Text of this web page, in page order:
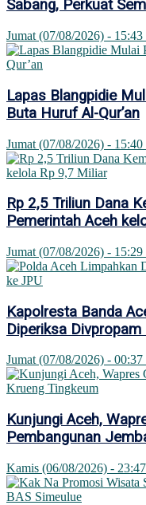
Sabang, Perkuat
Jumat (07/08/2026) -
Lapas Blangpidie
Buta Huruf Al-Qur’an
Jumat (07/08/2026) -
Rp 2,5 Triliun Dana
Pemerintah Aceh
Jumat (07/08/2026) -
Kapolresta Banda
Diperiksa
Jumat (07/08/2026) -
Kunjungi Aceh,
Pembangunan
Kamis (06/08/2026) -